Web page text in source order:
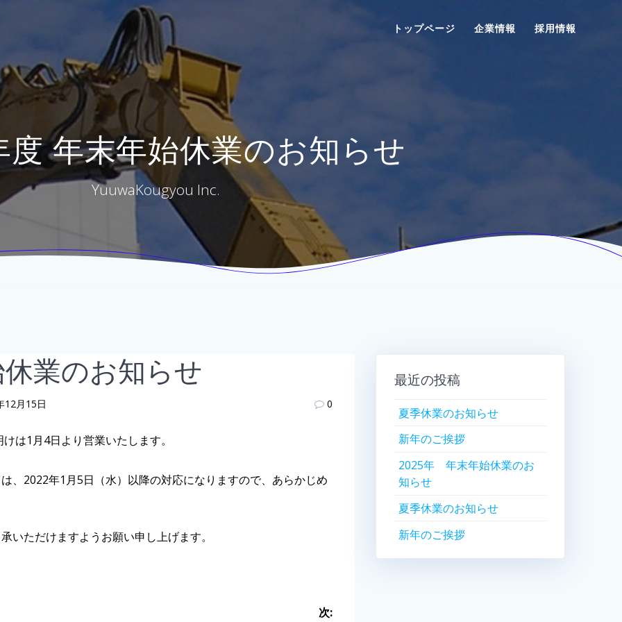
トップページ 企業情報 採用情報
年末年始休業のお知らせ
YuuwaKougyou Inc.
業のお知らせ
12月15日 0
は1月4日より営業いたします。
、2022年1月5日（水）以降の対応になりますので、あらかじめ
いただけますようお願い申し上げます。
次:
最近の投稿
夏季休業のお知らせ
新年のご挨拶
2025年 年末年始休業のお
知らせ
夏季休業のお知らせ
新年のご挨拶